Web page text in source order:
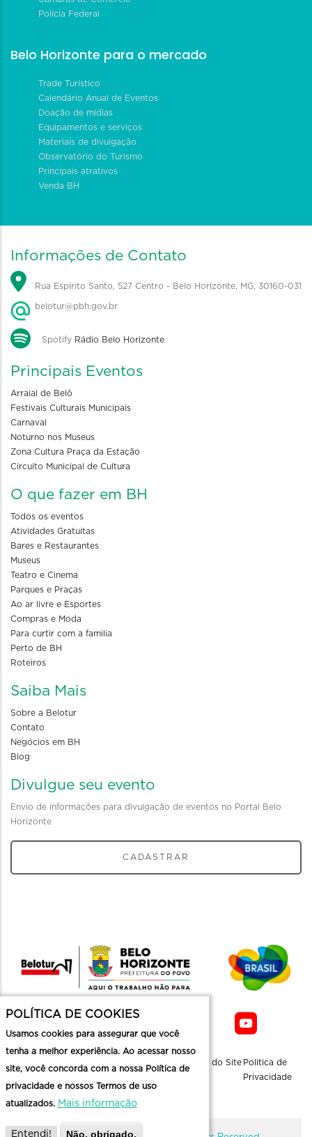
Polícia Federal
Belo Horizonte para o mercado
Trade Turístico
Calendário Anual de Eventos
Doação de mídias
Equipamentos e serviços
Materiais de divulgação
Observatório do Turismo
Principais atrativos
Venda BH
Informações de Contato
Rua Espírito Santo, 527 Centro - Belo Horizonte, MG, 30160-031
belotur@pbh.gov.br
Spotify Rádio Belo Horizonte
Principais Eventos
Arraial de Belô
Festivais Culturais Municipais
Carnaval
Noturno nos Museus
Zona Cultura Praça da Estação
Circuito Municipal de Cultura
O que fazer em BH
Todos os eventos
Atividades Gratuitas
Bares e Restaurantes
Museus
Teatro e Cinema
Parques e Praças
Ao ar livre e Esportes
Compras e Moda
Para curtir com a familia
Perto de BH
Roteiros
Saiba Mais
Sobre a Belotur
Contato
Negócios em BH
Blog
Divulgue seu evento
Envio de informações para divulgação de eventos no Portal Belo
Horizonte
CADASTRAR
Mapa do Site Politica de
Privacidade
POLÍTICA DE COOKIES
Usamos cookies para assegurar que você
tenha a melhor experiência. Ao acessar nosso
site, você concorda com a nossa Política de
privacidade e nossos Termos de uso
atualizados. Mais informação
Entendi! Não, obrigado.